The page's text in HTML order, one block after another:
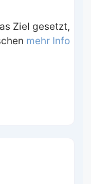
Ziel gesetzt,
mehr Info